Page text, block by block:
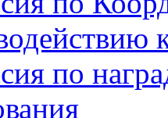
по